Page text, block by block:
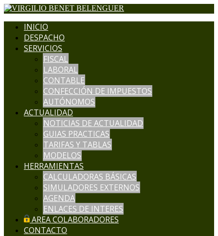
INICIO
DESPACHO
SERVICIOS
FISCAL
LABORAL
CONTABLE
CONFECCIÓN DE IMPUESTOS
AUTÓNOMOS
ACTUALIDAD
NOTICIAS DE ACTUALIDAD
GUIAS PRACTICAS
TARIFAS Y TABLAS
MODELOS
HERRAMIENTAS
CALCULADORAS BÁSICAS
SIMULADORES EXTERNOS
AGENDA
ENLACES DE INTERES
AREA COLABORADORES
CONTACTO